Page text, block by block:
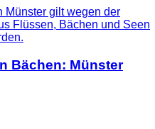
Bächen: Münster